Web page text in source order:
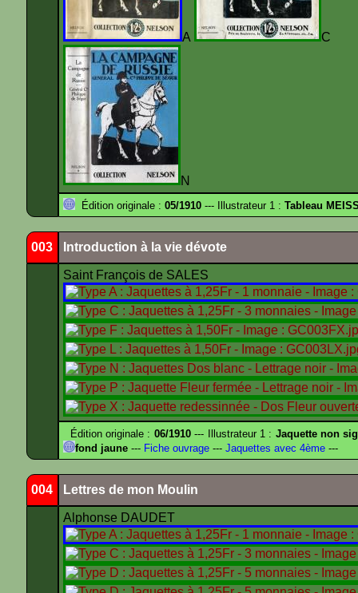
A
N
Édition originale : 05/1910 --- Illustrateur 1 : Tableau
003 Introduction à la vie dévote
Saint François de SALES
Édition originale : 06/1910--- Illustrateur 1 : Jaquette non
fond jaune --- Fiche ouvrage --- Jaquettes avec 4ème ---
004 Lettres de mon Moulin
Alphonse DAUDET